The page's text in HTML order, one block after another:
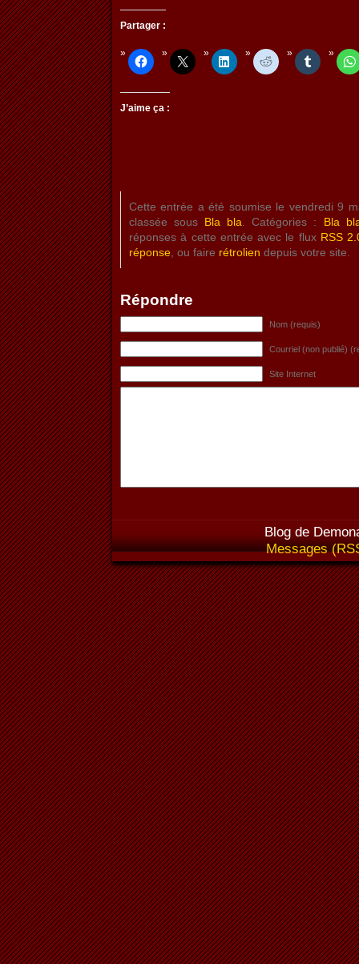
Partager :
J’aime ça :
Cette entrée a été soumise le vendredi 9
classée sous
Bla bla. Catégories :
Bla
réponses à cette entrée avec le flux RSS
réponse, ou faire rétrolien depuis votre site.
Répondre
Nom (requis)
Courriel (non publié)
Site Internet
Blog de
Messages